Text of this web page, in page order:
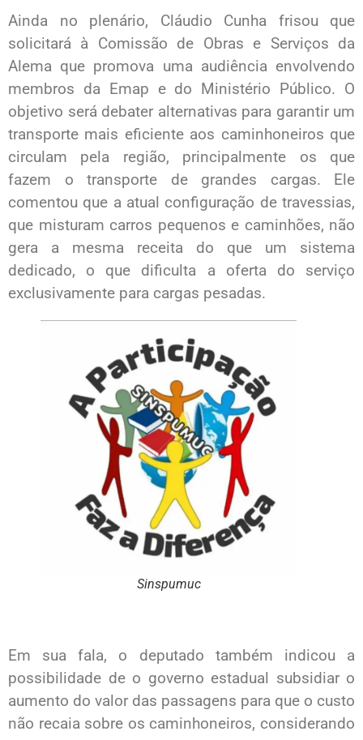
Ainda no plenário, Cláudio Cunha frisou que
solicitará à Comissão de Obras e Serviços da
Alema que promova uma audiência envolvendo
membros da Emap e do Ministério Público. O
objetivo será debater alternativas para garantir um
transporte mais eficiente aos caminhoneiros que
circulam pela região, principalmente os que
fazem o transporte de grandes cargas. Ele
comentou que a atual configuração de travessias,
que misturam carros pequenos e caminhões, não
gera a mesma receita do que um sistema
dedicado, o que dificulta a oferta do serviço
exclusivamente para cargas pesadas.
Sinspumuc
Em sua fala, o deputado também indicou a
possibilidade de o governo estadual subsidiar o
aumento do valor das passagens para que o custo
não recaia sobre os caminhoneiros, considerando